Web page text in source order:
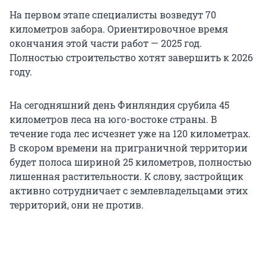
На первом этапе специалисты возведут 70
километров забора. Ориентировочное время
окончания этой части работ — 2025 год.
Полностью строительство хотят завершить к 2026
году.
На сегодняшний день Финляндия срубила 45
километров леса на юго-востоке страны. В
течение года лес исчезнет уже на 120 километрах.
В скором времени на приграничной территории
будет полоса шириной 25 километров, полностью
лишенная растительности. К слову, застройщик
активно сотрудничает с землевладельцами этих
территорий, они не против.